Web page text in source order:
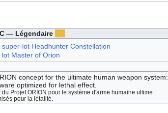
— Légendaire
lot Headhunter Constellation
Master of Orion
concept for the ultimate human weapon system:
optimized for lethal effect.
Projet ORION pour le système d'arme humaine ultime :
pour la létalité.